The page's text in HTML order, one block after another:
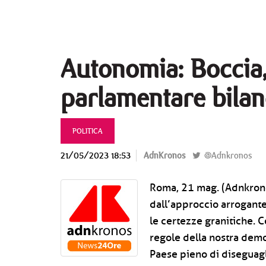
Autonomia:
parlamentare
POLITICA
21/05/2023 18:53 AdnKronos @Adnkronos
Roma, 21 mag.
dall’approccio
le certezze granitiche.
regole della nostra
Paese pieno di